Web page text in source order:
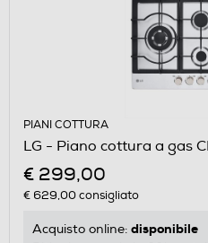
PIANI COTTURA
LG - Piano cottura a gas
€ 299,00
€ 629,00consigliato
Acquisto online: disponibile